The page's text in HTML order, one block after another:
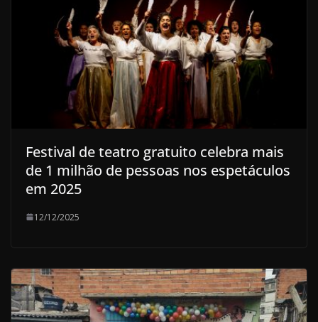
Festival de teatro gratuito celebra mais
de 1 milhão de pessoas nos espetáculos
em 2025
12/12/2025